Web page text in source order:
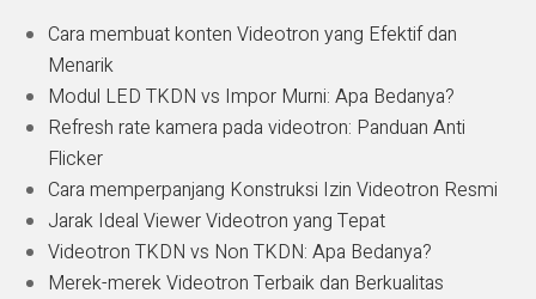
Cara membuat konten Videotron yang Efektif dan
Menarik
Modul LED TKDN vs Impor Murni: Apa Bedanya?
Refresh rate kamera pada videotron: Panduan Anti
Flicker
Cara memperpanjang Konstruksi Izin Videotron Resmi
Jarak Ideal Viewer Videotron yang Tepat
Videotron TKDN vs Non TKDN: Apa Bedanya?
Merek-merek Videotron Terbaik dan Berkualitas